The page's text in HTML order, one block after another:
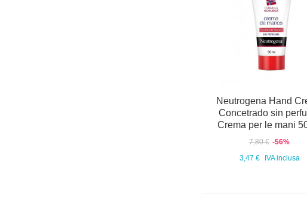
Neutrogena Hand
Concetrado sin
Crema per le mani
7,80 € -56%
3,47 €
IVA inclusa